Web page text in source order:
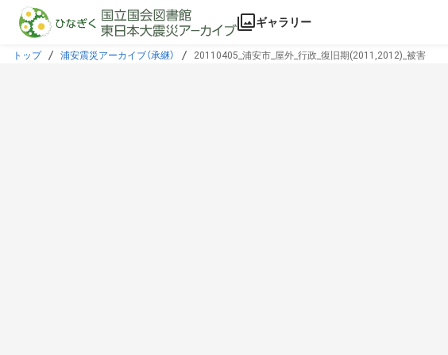
本文に飛ぶ
ギャラリー
トップ 浦安震災アーカイブ（承継） 20110405_浦安市_屋外_行政_復旧期(2011,2012)_被害